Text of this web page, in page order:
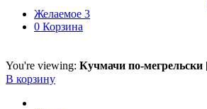
Желаемое 3
0 Корзина
You're viewing: Кучмачи по-мегрельски
В корзину